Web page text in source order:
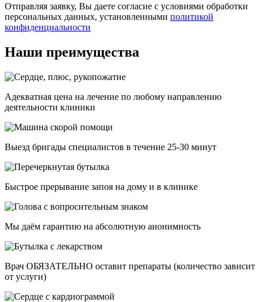
Отправляя заявку, Вы даете согласие с условиями обработки
персональных данных, установленными политикой
конфиденциальности
Наши преимущества
Адекватная цена на лечение по любому направлению
деятельности клиники
Выезд бригады специалистов в течение 25-30 минут
Быстрое прерывание запоя на дому и в клинике
Мы даём гарантию на абсолютную анонимность
Врач ОБЯЗАТЕЛЬНО оставит препараты (количество зависит
от услуги)